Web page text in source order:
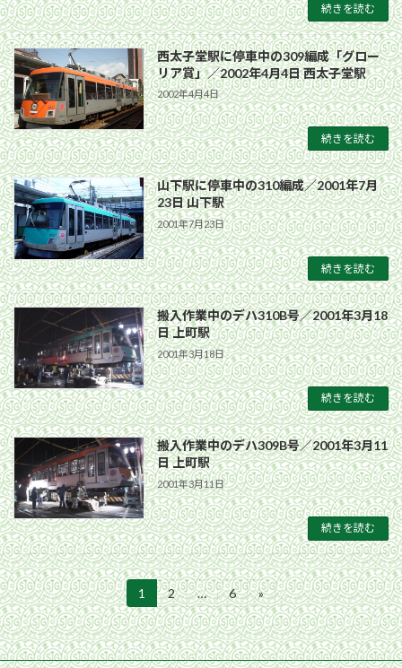
続きを読む
西太子堂駅に停車中の309編成「グロー
リア賞」／2002年4月4日 西太子堂駅
2002年4月4日
続きを読む
山下駅に停車中の310編成／2001年7月
23日 山下駅
2001年7月23日
続きを読む
搬入作業中のデハ310B号／2001年3月18
日 上町駅
2001年3月18日
続きを読む
搬入作業中のデハ309B号／2001年3月11
日 上町駅
2001年3月11日
続きを読む
投
稿
の
固
定
ペ
ー
1
固
定
ペ
ー
2 …
固
定
ペ
ー
6 »